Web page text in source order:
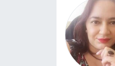
Kültür & Sanat
Süper Lig Puan
Tüm Manşetler
Son Dakika Haberleri